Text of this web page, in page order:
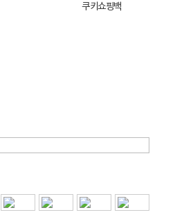
쿠키쇼핑백